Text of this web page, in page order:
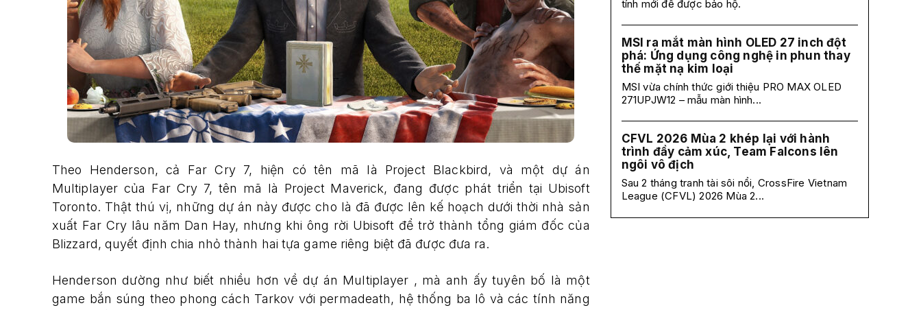
Theo Henderson, cả Far Cry 7, hiện có tên mã là Project Blackbird, và một dự án
Multiplayer của Far Cry 7, tên mã là Project Maverick, đang được phát triển tại Ubisoft
Toronto. Thật thú vị, những dự án này được cho là đã được lên kế hoạch dưới thời nhà sản
xuất Far Cry lâu năm Dan Hay, nhưng khi ông rời Ubisoft để trở thành tổng giám đốc của
Blizzard, quyết định chia nhỏ thành hai tựa game riêng biệt đã được đưa ra.
Henderson dường như biết nhiều hơn về dự án Multiplayer , mà anh ấy tuyên bố là một
game bắn súng theo phong cách Tarkov với permadeath, hệ thống ba lô và các tính năng
tính mới để được bảo hộ.
MSI ra mắt màn hình OLED 27 inch đột
phá: Ứng dụng công nghệ in phun thay
thế mặt nạ kim loại
MSI vừa chính thức giới thiệu PRO MAX OLED
271UPJW12 – mẫu màn hình...
CFVL 2026 Mùa 2 khép lại với hành
trình đầy cảm xúc, Team Falcons lên
ngôi vô địch
Sau 2 tháng tranh tài sôi nổi, CrossFire Vietnam
League (CFVL) 2026 Mùa 2...